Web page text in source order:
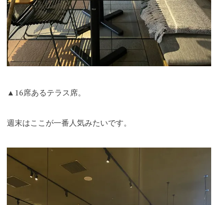
▲16席あるテラス席。
週末はここが一番人気みたいです。